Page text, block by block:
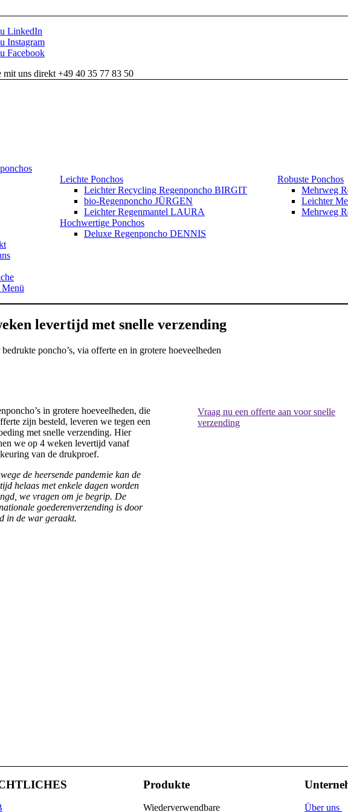
LinkedIn
Instagram
Facebook
mit uns direkt +49 40 35 77 83 50
Leichte Ponchos
Leichter Recycling Regenponcho BIRGIT
bio-Regenponcho JÜRGEN
Leichter Regenmantel LAURA
Robuste Ponchos
Mehrweg
Leichter
Mehrweg
Hochwertige Ponchos
Deluxe Regenponcho DENNIS
Menü
levertijd met snelle verzending
poncho’s, via offerte en in grotere hoeveelheden
in grotere hoeveelheden, die
zijn besteld, leveren we tegen een
met snelle verzending. Hier
we op 4 weken levertijd vanaf
van de drukproef.
de heersende pandemie kan de
helaas met enkele dagen worden
we vragen om je begrip. De
goederenverzending is door
in de war geraakt.
Vraag nu een offerte aan voor snelle
verzending
Produkte
Wiederverwendbare Über uns